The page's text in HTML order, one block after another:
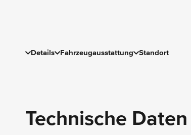
Details Fahrzeugausstattung Standort
Technische Daten